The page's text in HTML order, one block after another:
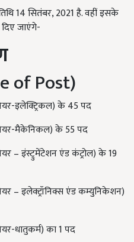
14 सितंबर, 2021 है. वहीं इसके
जाएंगे-
of Post)
इलेक्ट्रिकल) के 45 पद
मैकेनिकल) के 55 पद
– इंस्ट्रुमेंटेशन एंड कंट्रोल) के 19
– इलेक्ट्रॉनिक्स एंड कम्युनिकेशन)
धातुकर्म) का 1 पद